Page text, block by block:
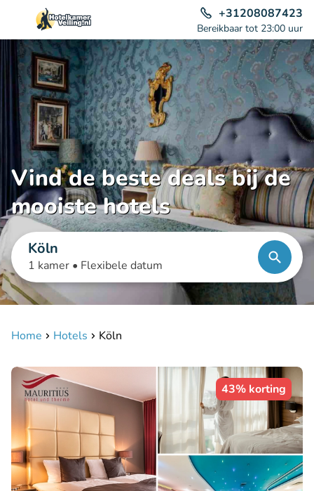
+31208087423
Bereikbaar tot 23:00 uur
Vind de beste deals bij de
mooiste hotels
Köln
1 kamer • Flexibele datum
Home Hotels Köln
43% korting